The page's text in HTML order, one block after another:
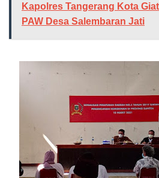
Kapolres Tangerang Kota
PAW Desa Salembaran Jati